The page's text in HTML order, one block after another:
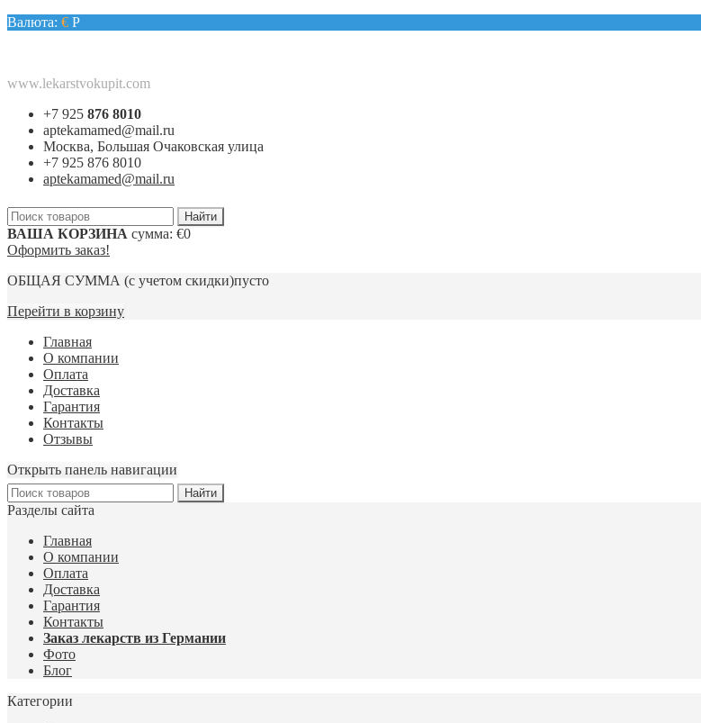
Валюта: € Р
www.lekarstvokupit.com
+7 925 876 8010
aptekamamed@mail.ru
Москва, Большая Очаковская улица
+7 925 876 8010
aptekamamed@mail.ru
ВАША КОРЗИНА сумма: €0
Оформить заказ!
ОБЩАЯ СУММА (с учетом скидки)пусто
Перейти в корзину
Главная
О компании
Оплата
Доставка
Гарантия
Контакты
Отзывы
Открыть панель навигации
Разделы сайта
Главная
О компании
Оплата
Доставка
Гарантия
Контакты
Заказ лекарств из Германии
Фото
Блог
Категории